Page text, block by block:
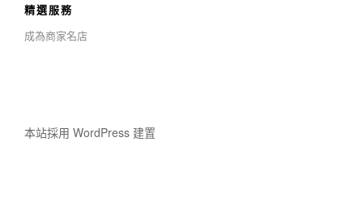
精選服務
成為商家名店
本站採用 WordPress 建置